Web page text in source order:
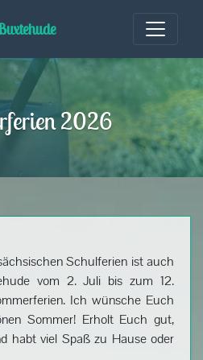
2026
Schulferien ist auch
vom 2. Juli bis zum 12.
Ich wünsche Euch
Sommer! Erholt Euch gut,
habt viel Spaß zu Hause oder